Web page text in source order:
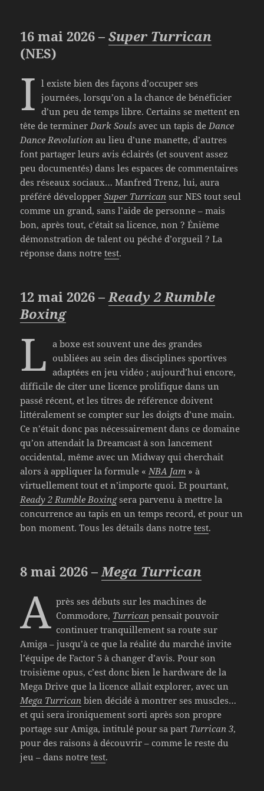
16 mai 2026 –Super Turrican
(NES)
I l existe bien des façons d’occuper ses
journées, lorsqu’on a la chance de bénéficier
d’un peu de temps libre. Certains se mettent en
tête de terminerDark Souls avec un tapis deDance
Dance Revolution au lieu d’une manette, d’autres
font partager leurs avis éclairés (et souvent assez
peu documentés) dans les espaces de commentaires
des réseaux sociaux… Manfred Trenz, lui, aura
préféré développerSuper Turrican sur NES tout seul
comme un grand, sans l’aide de personne – mais
bon, après tout, c’était sa licence, non ? Énième
démonstration de talent ou péché d’orgueil ? La
réponse dans notretest.
12 mai 2026 –Ready 2 Rumble
Boxing
L a boxe est souvent une des grandes
oubliées au sein des disciplines sportives
adaptées en jeu vidéo ; aujourd’hui encore,
difficile de citer une licence prolifique dans un
passé récent, et les titres de référence doivent
littéralement se compter sur les doigts d’une main.
Ce n’était donc pas nécessairement dans ce domaine
qu’on attendait la Dreamcast à son lancement
occidental, même avec un Midway qui cherchait
alors à appliquer la formule «NBA Jam » à
virtuellement tout et n’importe quoi. Et pourtant,
Ready 2 Rumble Boxingsera parvenu à mettre la
concurrence au tapis en un temps record, et pour un
bon moment. Tous les détails dans notretest.
8 mai 2026 –Mega Turrican
A près ses débuts sur les machines de
Commodore, Turricanpensait pouvoir
continuer tranquillement sa route sur
Amiga – jusqu’à ce que la réalité du marché invite
l’équipe de Factor 5 à changer d’avis. Pour son
troisième opus, c’est donc bien le hardware de la
Mega Drive que la licence allait explorer, avec un
Mega Turrican bien décidé à montrer ses muscles…
et qui sera ironiquement sorti après son propre
portage sur Amiga, intitulé pour sa part Turrican 3,
pour des raisons à découvrir – comme le reste du
jeu – dans notretest.